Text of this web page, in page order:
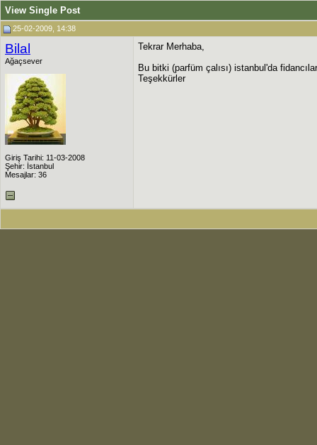
View Single Post
25-02-2009, 14:38
Bilal
Ağaçsever
Giriş Tarihi: 11-03-2008
Şehir: İstanbul
Mesajlar: 36
Tekrar Merhaba,
Bu bitki (parfüm çalısı) istanbul'da
Teşekkürler